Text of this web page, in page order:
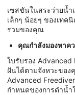
เซสชันในสระว่ายน้
เล็กๆ น้อยๆ ของเทค
รวมของคุณ
คุณกำลังมองหาค
ใบรับรอง
ฝันได้ตามจังหวะของ
Advanced
กำหนดของการดำน้ำ